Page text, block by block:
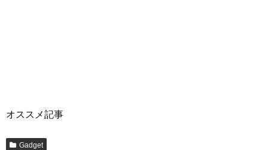
オススメ記事
Gadget